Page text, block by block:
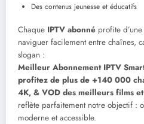
Des contenus jeunesse et éducatifs
Chaque IPTV abonné profite
naviguer facilement entre chaînes,
slogan :
Meilleur Abonnement IPTV
profitez de plus de +140 000
4K, & VOD des meilleurs films
reflète parfaitement notre objectif :
moderne et accessible.